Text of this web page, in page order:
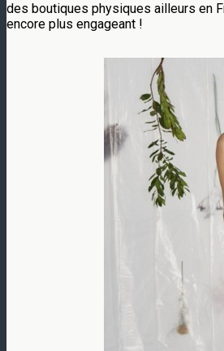
des boutiques physiques ailleurs en
encore plus engageant !